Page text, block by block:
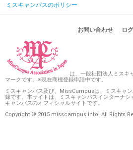
ミスキャンパスのポリシー
お問い合わせ ロ
は、一般社団法人ミスキ
マークです。※現在商標登録申請中です。
ミスキャンパス及び、MissCampusは、ミスキャ
録です。本サイトは、ミスキャンパスインターナ
キャンパスのオフィシャルサイトです。
Copyright © 2015 misscampus.info. All Rights